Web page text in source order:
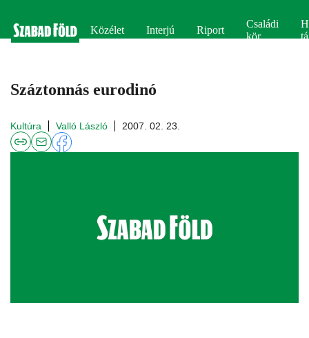
Közélet Interjú Riport
Családi
kör
Száztonnás eurodinó
Kultúra Valló László 2007. 02. 23.